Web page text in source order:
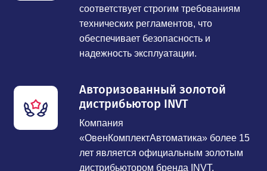
соответствует строгим требованиям
технических регламентов, что
обеспечивает безопасность и
надежность эксплуатации.
Авторизованный золотой
дистрибьютор INVT
Компания
«ОвенКомплектАвтоматика» более 15
лет является официальным золотым
дистрибьютором бренда INVT,